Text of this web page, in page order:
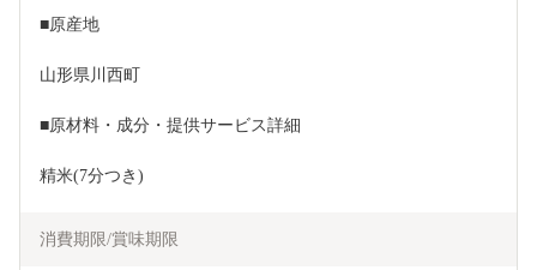
■原産地
山形県川西町
■原材料・成分・提供サービス詳細
精米(7分つき)
消費期限/賞味期限